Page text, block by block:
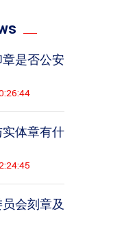
是否公安
体章有什
会刻章及